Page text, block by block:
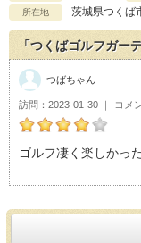
所在地 茨城県つくば
「つくばゴルフガー
つばちゃんのつくば
ゴルフ凄く楽しかっ
訪問 2023-01-30 コメ
つばちゃん